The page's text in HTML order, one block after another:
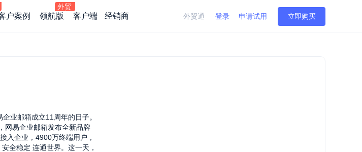
户案例 领航版 客户端 经销商 外贸通 登录 申请试用 立即购买
业邮箱成立11周年的日子。
网易企业邮箱发布全新品牌
入企业，4900万终端用户，
全稳定 连通世界。这一天，